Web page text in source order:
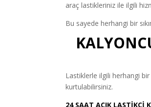
araç lastikleriniz ile ilgili
Bu sayede herhangi bir
Lastiklerle ilgili herhangi bir
kurtulabilirsiniz.
24 SAAT AÇIK LASTİKÇİ